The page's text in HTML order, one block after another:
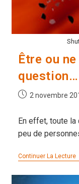
Être ou
question…
Publication
2 novembre
En effet, toute
peu de
Continuer La Lecture